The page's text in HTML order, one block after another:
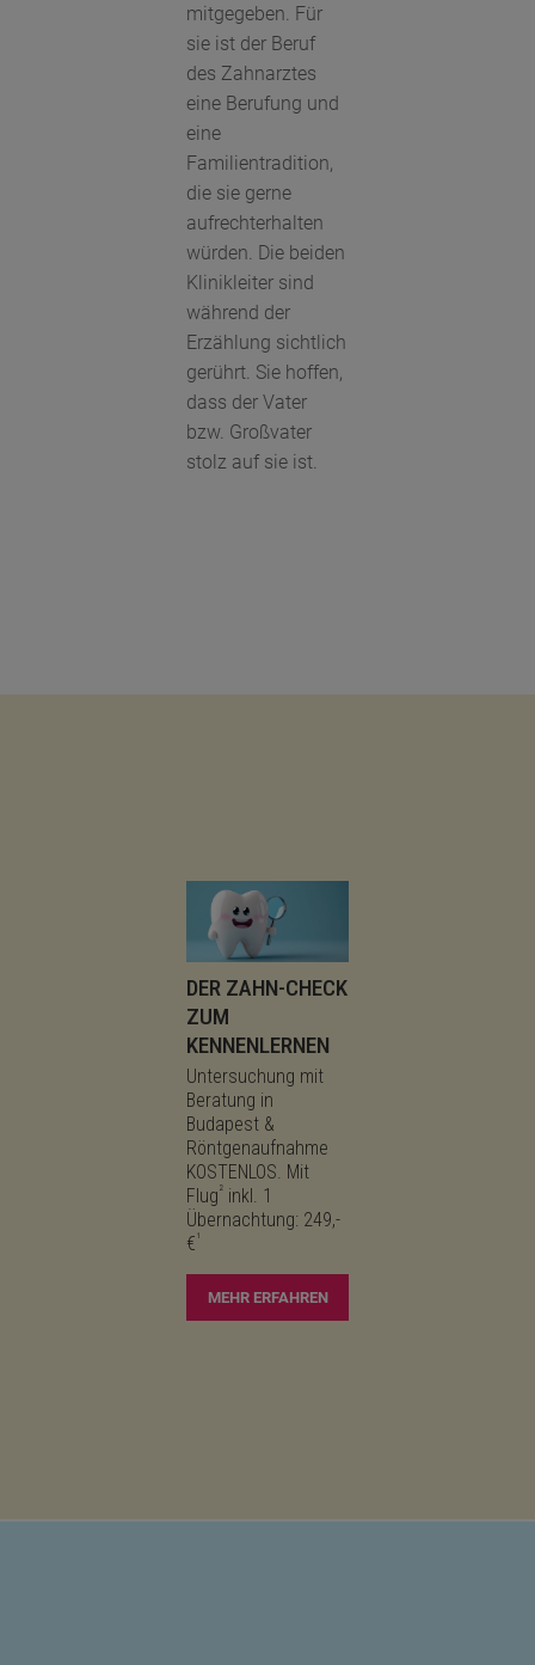
mitgegeben. Für
sie ist der Beruf
des Zahnarztes
eine Berufung und
eine
Familientradition,
die sie gerne
aufrechterhalten
würden. Die beiden
Klinikleiter sind
während der
Erzählung sichtlich
gerührt. Sie hoffen,
dass der Vater
bzw. Großvater
stolz auf sie ist.
DER ZAHN-CHECK
ZUM
KENNENLERNEN
Untersuchung mit
Beratung in
Budapest &
Röntgenaufnahme
KOSTENLOS. Mit
Flug² inkl. 1
Übernachtung: 249,-
€¹
MEHR ERFAHREN